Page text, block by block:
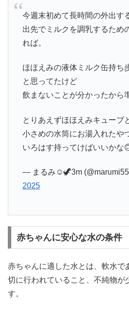
今週末初めて長時間の外出す
出先でミルクを調乳するため
れば。
ほほえみの液体ミルク缶持ち
と思ってたけど
飲まないことが分かったから
とりあえずほほえみキューブ
小さめの水筒にお湯入れたや
いろはす持ってけばいいかな
— まるみ☺︎🦖3m
2025
赤ちゃんに安心な水の条件
赤ちゃんに適した水とは、軟水で
切に行われていること、不純物が
す。